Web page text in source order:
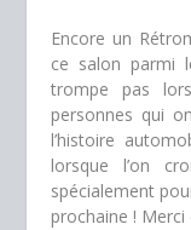
Encore un
ce salon parmi
trompe pas
personnes qui
l’histoire
lorsque l’on
spécialement
prochaine ! Merci